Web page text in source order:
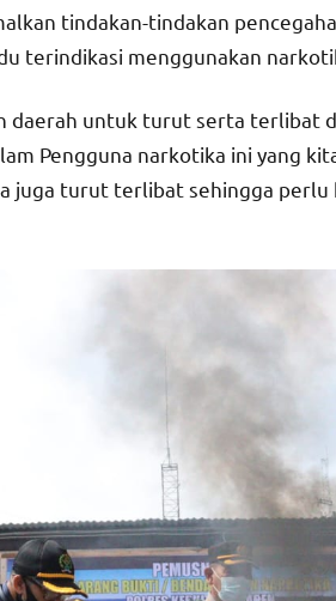
tindakan-tindakan
terindikasi menggunakan
daerah untuk turut serta terlibat
Pengguna narkotika ini yang
juga turut terlibat sehingga perlu